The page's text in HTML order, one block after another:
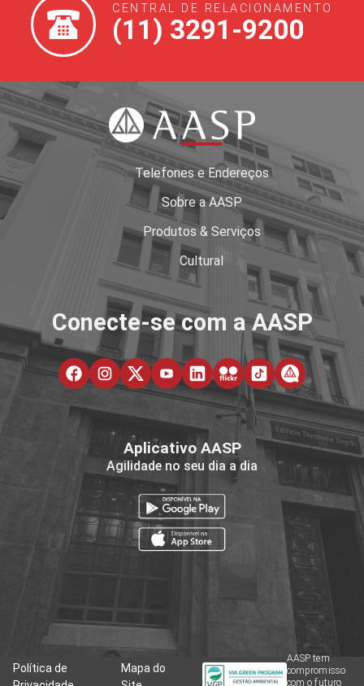
CENTRAL DE RELACIONAMENTO
(11) 3291-9200
Telefones e Endereços
Sobre a AASP
Produtos & Serviços
Cultural
Conecte-se com a AASP
Aplicativo AASP
Agilidade no seu dia a dia
Política de
Mapa do
AASP tem
compromisso
com o futuro